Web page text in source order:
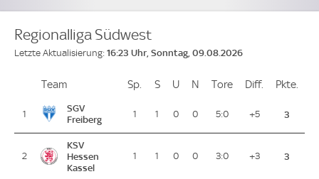
Regionalliga Südwest
Letzte Aktualisierung: 16:23 Uhr, Sonntag, 09.08.2026
PlatzTeam Sp. Spiele
SSiege
U Unentschieden
N Niederlagen
Tore ToreDiff. Differenz
Pkte.
1
SGV
Freiberg
1 1 0 0 5:0 +5 3
2
KSV
Hessen
Kassel
1 1 0 0 3:0 +3 3